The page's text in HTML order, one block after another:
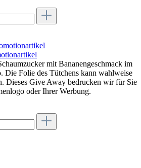
mit Bananengeschmack im
Die Folie des Tütchens kann wahlweise
Dieses Give Away bedrucken wir für Sie
oder Ihrer Werbung.